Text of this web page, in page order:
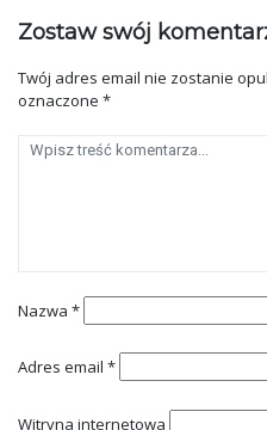
Zostaw swój
Twój adres email nie zostanie
oznaczone *
Nazwa *
Adres email *
Witryna internetowa